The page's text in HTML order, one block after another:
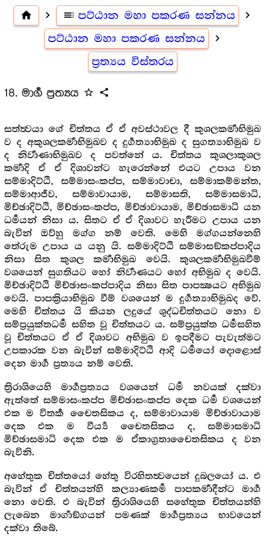
home navigate_next toc පට්ඨාන මහා පකරණ සන්නය navigate_next
පට්ඨාන මහා පකරණ සන්නය navigate_next
ප්‍රත්‍යය විස්තරය
18. මාර්‍ග ප්‍රත්‍යය star_outline share
සත්ත්‍වයා ගේ චිත්තය ඒ ඒ අවස්ථාවල දී කුශලකර්‍මාභිමුඛ
ව ද අකුශලකර්‍මාභිමුඛව ද දුර්‍ගත්‍යාභිමුඛ ද සුගත්‍යාභිමුඛ ව
ද නිර්‍වාණාභිමුඛව ද පවත්නේ ය. චිත්තය කුශලාකුශල
කර්‍මාදි ඒ ඒ දිශාවන්ට හැරෙන්නේ එයට උපාය වන
සම්මාදිට්ඨි, සම්මාසංකප්ප, සම්මාවාචා, සම්මාකම්මන්ත,
සම්මාආජීව, සම්මාවායාම, සම්මාසති, සම්මාසමාධි,
මිච්ඡාදිට්ඨි, මිච්ඡාසංකප්ප, මිච්ඡාවායාම, මිච්ඡාසමාධි යන
ධර්‍මයන් නිසා ය. සිතට ඒ ඒ දිශාවට හැරීමට උපාය යන
බැවින් ඔව්හු මග්ග නම් වෙති. මෙහි මග්ගයන්නෙහි
තේරුම උපාය ය යනු යි. සම්මාදිට්ඨි සම්මාසඞ්කප්පාදිය
නිසා සිත කුශල කර්‍මාභිමුඛ වෙයි. කුශලකර්‍මාභිමුඛවීම්
වශයෙන් සුගතියට හෝ නිර්‍වාණයට හෝ අභිමුඛ ද වෙයි.
මිච්ඡාදිට්ඨි මිච්ඡාසංකප්පාදිය නිසා සිත පාපක්‍ෂයට අභිමුඛ
වෙයි. පාපක්‍රියාභිමුඛ වීම් වශයෙන් ම දුර්‍ගත්‍යාභිමුඛද වේ.
මෙහි චිත්තය යි කියන ලදුයේ ශුද්ධචිත්තයට නො ව
සම්ප්‍රයුක්තධර්‍ම සහිත වූ චිත්තයට ය. සම්ප්‍රයුක්ත ධර්‍මසහිත
වූ චිත්තයට ඒ ඒ දිශාවට අභිමුඛ ව ඉපදීමට පැවැත්මට
උපකාරක වන බැවින් සම්මාදිට්ඨි ආදි ධර්‍මයෝ දොළොස්
දෙන මාර්‍ග ප්‍රත්‍යය නම් වෙති.
ත්‍රිරාශියෙහි මාර්‍ගප්‍රත්‍යය වශයෙන් ධර්‍ම නවයක් දක්වා
ඇත්තේ සම්මාසංකප්ප මිච්ඡාසංකප්ප දෙක ධර්‍ම වශයෙන්
එක ම විතර්‍ක චෛතසිකය ද, සම්මාවායාම මිච්ඡාවායාම
දෙක එක ම වීර්‍ය්‍ය චෛතසිකය ද, සම්මාසමාධි
මිච්ඡාසමාධි දෙක එක ම ඒකාග්‍රතාචෛතසිකය ද වන
බැවිනි.
අහේතුක චිත්තයෝ හේතු විරහිතත්‍වයෙන් දුබලයෝ ය. එ
බැවින් ඒ චිත්තයන්හි කල්‍යාණකර්‍ම පාපකර්‍මාදීන්ට මාර්‍ග
නො වෙති. එ බැවින් ත්‍රිරාශියෙහි සහේතුක චිත්තයන්හි
ලැබෙන මාර්‍ගාඞ්ගයන් පමණක් මාර්‍ගප්‍රත්‍යය භාවයෙන්
දක්වා තිබේ.